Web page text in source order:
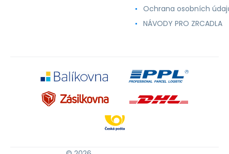
Ochrana osobních
NÁVODY PRO ZRCADLA